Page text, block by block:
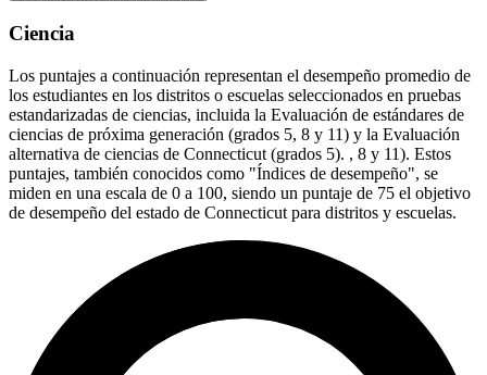
Ciencia
Los puntajes a continuación representan el desempeño promedio de
los estudiantes en los distritos o escuelas seleccionados en pruebas
estandarizadas de ciencias, incluida la Evaluación de estándares de
ciencias de próxima generación (grados 5, 8 y 11) y la Evaluación
alternativa de ciencias de Connecticut (grados 5). , 8 y 11). Estos
puntajes, también conocidos como "Índices de desempeño", se
miden en una escala de 0 a 100, siendo un puntaje de 75 el objetivo
de desempeño del estado de Connecticut para distritos y escuelas.